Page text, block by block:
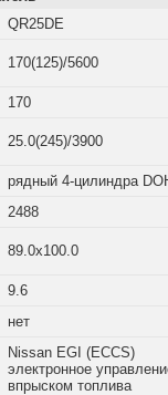
QR25DE
170(125)/5600
170
25.0(245)/3900
рядный 4-цилиндра
2488
89.0x100.0
9.6
нет
Nissan EGI (ECCS)
электронное
впрыском топлива